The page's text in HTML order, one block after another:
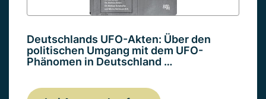
Deutschlands UFO-Akten: Über den
politischen Umgang mit dem UFO-
Phänomen in Deutschland …